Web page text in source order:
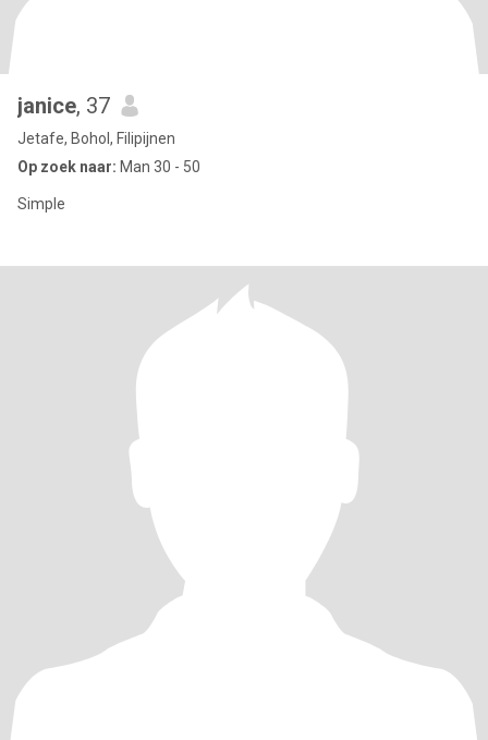
janice, 37
Jetafe, Bohol, Filipijnen
Op zoek naar: Man 30 - 50
Simple